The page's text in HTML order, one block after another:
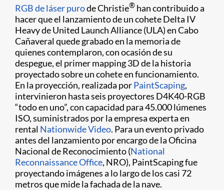
RGB de láser purode Christie® han contribuido a
hacer que el lanzamiento de un cohete Delta IV
Heavy de United Launch Alliance (ULA) en Cabo
Cañaveral quede grabado en la memoria de
quienes contemplaron, con ocasión de su
despegue, el primer mapping 3D de la historia
proyectado sobre un cohete en funcionamiento.
En la proyección, realizada porPaintScaping,
intervinieron hasta seis proyectores D4K40-RGB
“todo en uno”, con capacidad para 45.000 lúmenes
ISO, suministrados por la empresa experta en
rental Nationwide Video. Para un evento privado
antes del lanzamiento por encargo de la Oficina
Nacional de Reconocimiento (National
Reconnaissance Office, NRO), PaintScaping fue
proyectando imágenes a lo largo de los casi 72
metros que mide la fachada de la nave.